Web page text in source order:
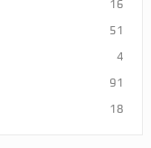
16
51
4
91
18